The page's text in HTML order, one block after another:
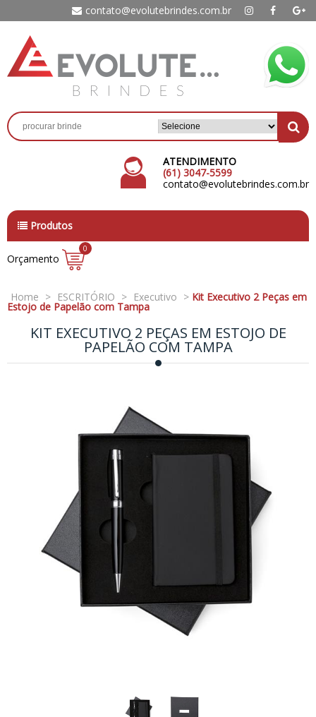
contato@evolutebrindes.com.br
ATENDIMENTO
(61) 3047-5599
contato@evolutebrindes.com.br
Produtos
Orçamento
0
Home > ESCRITÓRIO > Executivo > Kit Executivo 2 Peças em
Estojo de Papelão com Tampa
KIT EXECUTIVO 2 PEÇAS EM ESTOJO DE
PAPELÃO COM TAMPA